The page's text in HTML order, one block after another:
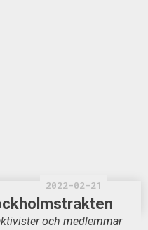
2022-02-21
och medlemmar